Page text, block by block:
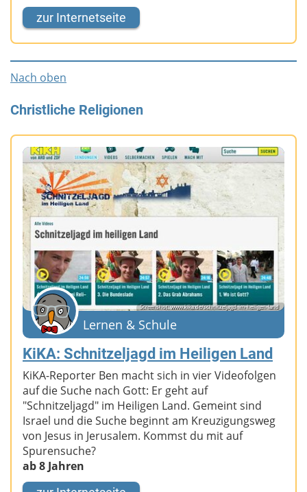
zur Internetseite
Nach oben
Christliche Religionen
Screenshot: www.kika.de/schnitzeljagd-im-heiligen-land
Lernen & Schule
KiKA: Schnitzeljagd im Heiligen Land
KiKA-Reporter Ben macht sich in vier Videofolgen
auf die Suche nach Gott: Er geht auf
"Schnitzeljagd" im Heiligen Land. Gemeint sind
Israel und die Suche beginnt am Kreuzigungsweg
von Jesus in Jerusalem. Kommst du mit auf
Spurensuche?
ab 8 Jahren